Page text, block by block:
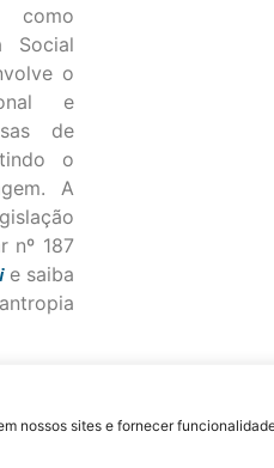
nossos sites e fornecer
como
Social
o
e
de
o
A
nº 187
e saiba